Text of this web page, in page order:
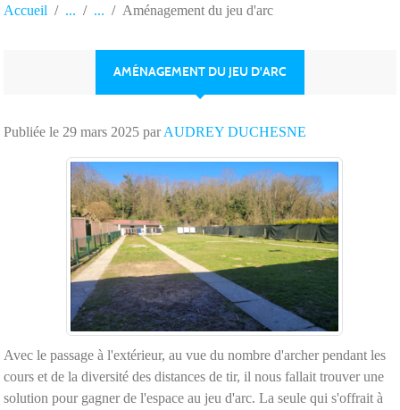
Accueil Aménagement du jeu d'arc
AMÉNAGEMENT DU JEU D'ARC
Publiée le 29 mars 2025 parAUDREY DUCHESNE
Avec le passage à l'extérieur, au vue du nombre d'archer pendant les
cours et de la diversité des distances de tir, il nous fallait trouver une
solution pour gagner de l'espace au jeu d'arc. La seule qui s'offrait à